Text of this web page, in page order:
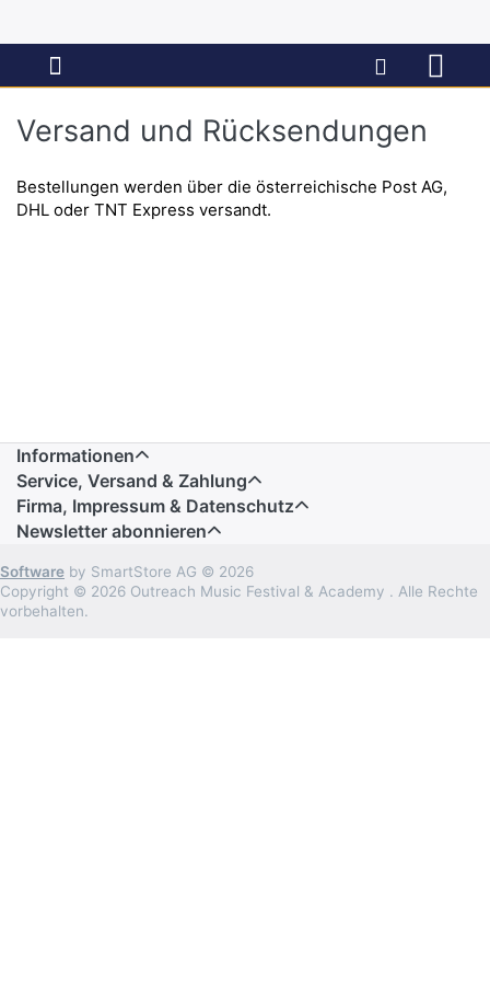
Versand und Rücksendungen
Bestellungen werden über die österreichische Post AG,
DHL oder TNT Express versandt.
Informationen
Service, Versand & Zahlung
Firma, Impressum & Datenschutz
Newsletter abonnieren
Software by SmartStore AG © 2026
Copyright © 2026 Outreach Music Festival & Academy . Alle Rechte
vorbehalten.